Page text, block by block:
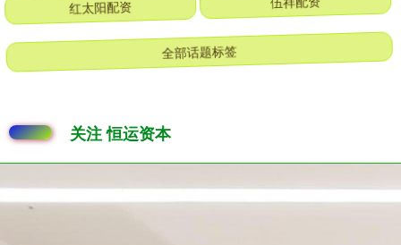
红太阳配资 伍祥配资
全部话题标签
关注 恒运资本